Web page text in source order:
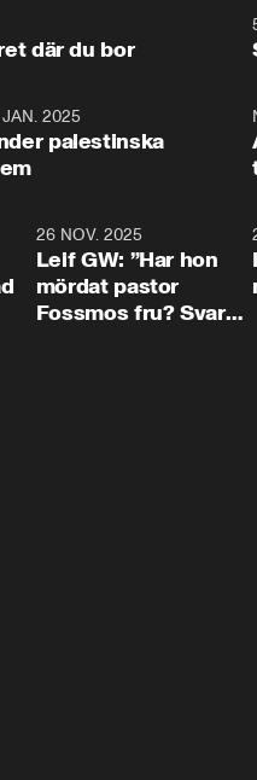
– Vi ställer upp i val. Ska vi
vara med så sitter vi förstås
där du bor
JAN. 2025
palestinska
26 NOV. 2025
Leif GW: ”Har hon
mördat pastor
Fossmos fru? Svar